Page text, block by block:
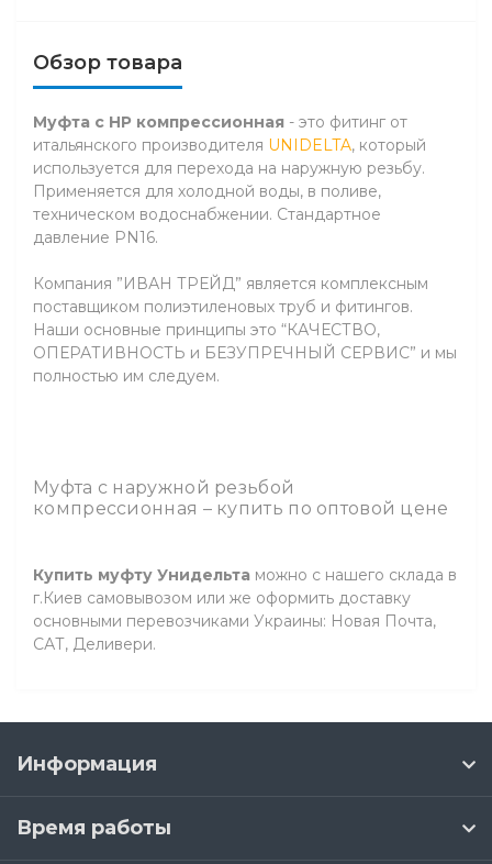
Обзор товара
Муфта с НР компрессионная - это фитинг от
итальянского производителя UNIDELTA, который
используется для перехода на наружную резьбу.
Применяется для холодной воды, в поливе,
техническом водоснабжении. Стандартное
давление PN16.
Компания ”ИВАН ТРЕЙД” является комплексным
поставщиком полиэтиленовых труб и фитингов.
Наши основные принципы это “КАЧЕСТВО,
ОПЕРАТИВНОСТЬ и БЕЗУПРЕЧНЫЙ СЕРВИС” и мы
полностью им следуем.
Муфта с наружной резьбой
компрессионная – купить по оптовой цене
Купить муфту Унидельта можно с нашего склада в
г.Киев самовывозом или же оформить доставку
основными перевозчиками Украины: Новая Почта,
САТ, Деливери.
Информация
Время работы